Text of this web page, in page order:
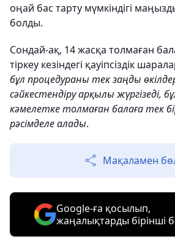
оңай бас тарту мүмкіндігі
болды.
Сондай-ақ, 14 жасқа толмаған
тіркеу кезіндегі қауіпсіздік
бұл процедураны тек заңды
сәйкестендіру арқылы жүргізеді,
кәмелетке толмаған балаға тек
рәсімделе алады.
Мақаламен
Google-ға қосылып,
жаңалықтарды бірінші